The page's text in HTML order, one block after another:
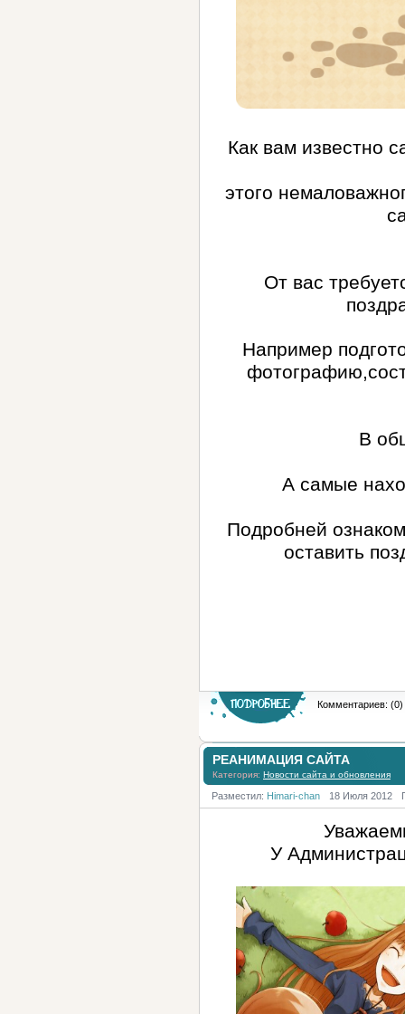
Как вам известно
этого
От вас
Например
В
А самые
Подробней
оставить
Комментариев: (0)
РЕАНИМАЦИЯ САЙТА
Категория: Новости сайта и обновления
Разместил: Himari-chan 18 Июля 2012
У